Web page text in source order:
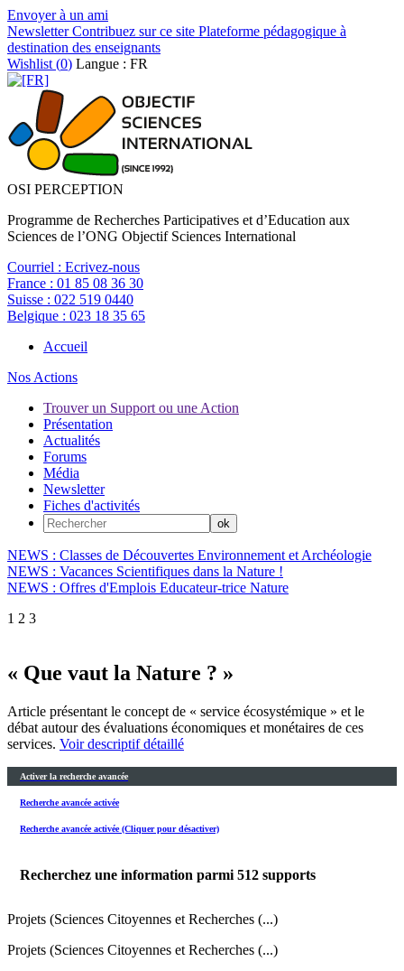
Envoyer à un ami
NewsletterContribuez sur ce site Plateforme pédagogique à
destination des enseignants
Wishlist (0) Langue : FR
OSI PERCEPTION
Programme de Recherches Participatives et d’Education aux
Sciences de l’ONG Objectif Sciences International
Courriel : Ecrivez-nous
France : 01 85 08 36 30
Suisse : 022 519 0440
Belgique : 023 18 35 65
Accueil
Nos Actions
Trouver un Support ou une Action
Présentation
Actualités
Forums
Média
Newsletter
Fiches d'activités
NEWS : Classes de Découvertes Environnement et Archéologie
NEWS : Vacances Scientifiques dans la Nature !
NEWS : Offres d'Emplois Educateur-trice Nature
1 2 3
« Que vaut la Nature ? »
Article présentant le concept de « service écosystémique » et le
débat autour des évaluations économiques et monétaires de ces
services. Voir descriptif détaillé
Activer la recherche avancée
Recherche avancée activée
Recherche avancée activée (Cliquer pour désactiver)
Recherchez une information parmi 512 supports
Projets (Sciences Citoyennes et Recherches (...)
Projets (Sciences Citoyennes et Recherches (...)